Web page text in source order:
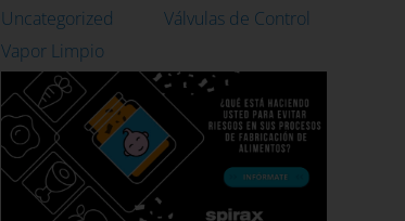
Uncategorized
Válvulas de Control
Vapor Limpio